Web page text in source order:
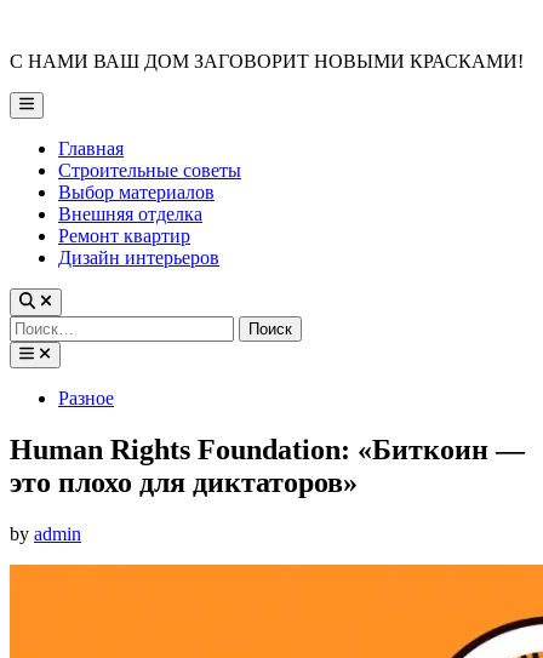
content
С НАМИ ВАШ ДОМ ЗАГОВОРИТ НОВЫМИ КРАСКАМИ!
Main
Menu
Главная
Строительные советы
Выбор материалов
Внешняя отделка
Ремонт квартир
Дизайн интерьеров
Найти:
PostedРазное
Human Rights Foundation: «Биткоин —
это плохо для диктаторов»
by admin